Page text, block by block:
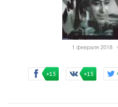
1 февраля 2018
+15 +15